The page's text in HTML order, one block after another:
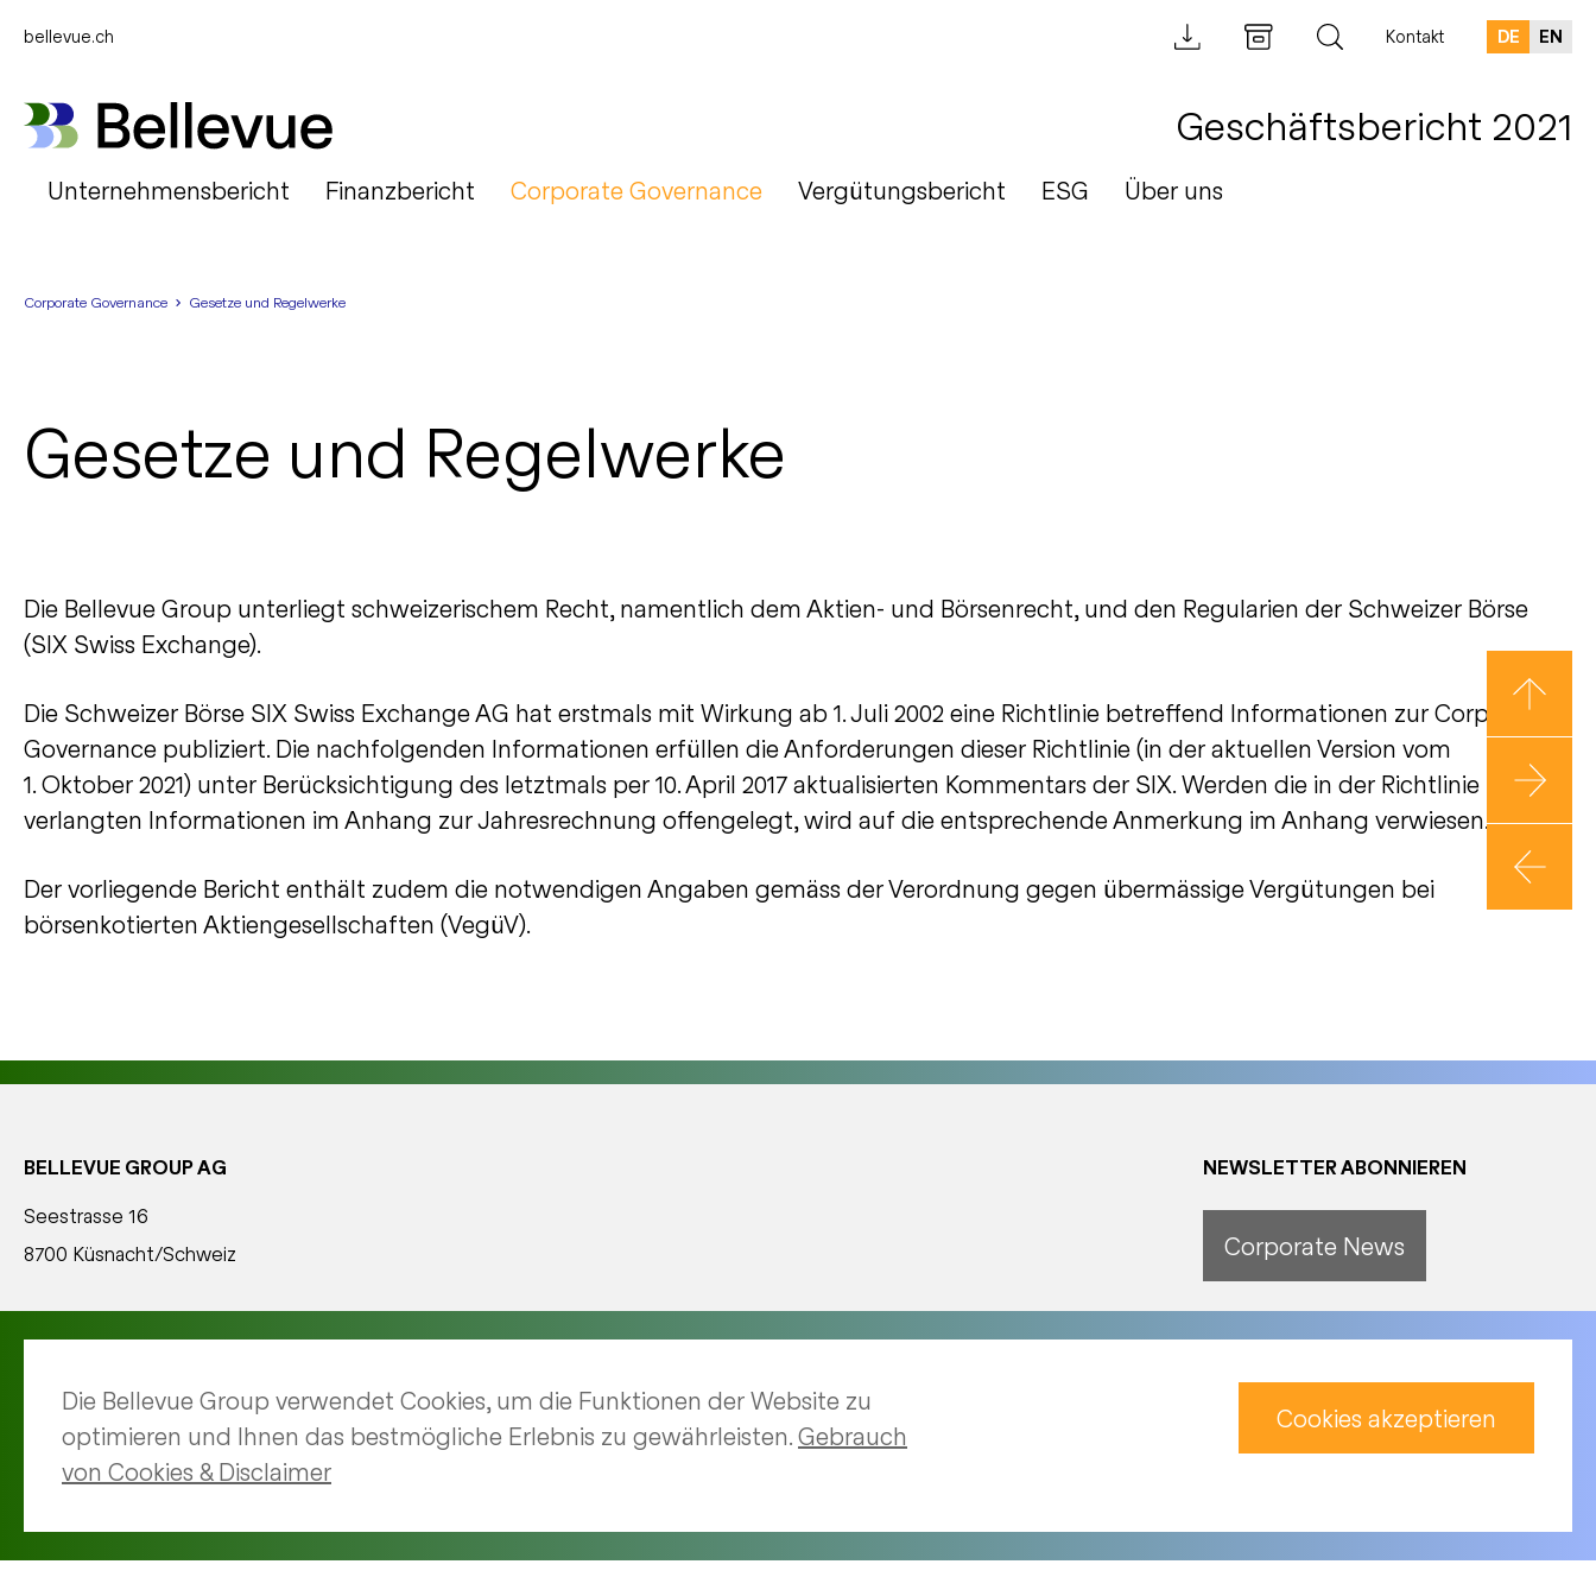
bellevue.ch Kontakt DE EN
Geschäftsbericht 2021
Unternehmensbericht Finanzbericht Corporate Governance Vergütungsbericht ESG Über uns
Corporate Governance Gesetze und Regelwerke
Gesetze und Regelwerke
Die Bellevue Group unterliegt schweizerischem Recht, namentlich dem Aktien- und Börsenrecht, und den Regularien der Schweizer Börse
(SIX Swiss Exchange).
Die Schweizer Börse SIX Swiss Exchange AG hat erstmals mit Wirkung ab 1. Juli 2002 eine Richtlinie betreffend Informationen zur Corporate
Governance publiziert. Die nachfolgenden Informationen erfüllen die Anforderungen dieser Richtlinie (in der aktuellen Version vom
1. Oktober 2021) unter Berücksichtigung des letztmals per 10. April 2017 aktualisierten Kommentars der SIX. Werden die in der Richtlinie
verlangten Informationen im Anhang zur Jahresrechnung offengelegt, wird auf die entsprechende Anmerkung im Anhang verwiesen.
Der vorliegende Bericht enthält zudem die notwendigen Angaben gemäss der Verordnung gegen übermässige Vergütungen bei
börsenkotierten Aktiengesellschaften (VegüV).
BELLEVUE GROUP AG
Seestrasse 16
8700 Küsnacht/Schweiz
© Bellevue Group
NEWSLETTER ABONNIEREN
Corporate News
Produkte News
Impressum Archiv Datenschutz Nutzungsbedingungen
Die Bellevue Group verwendet Cookies, um die Funktionen der Website zu
optimieren und Ihnen das bestmögliche Erlebnis zu gewährleisten. Gebrauch
von Cookies & Disclaimer
Cookies akzeptieren